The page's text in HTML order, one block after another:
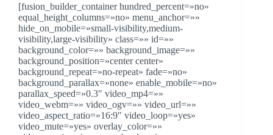
[fusion_builder_container hundred_percent=»no»
equal_height_columns=»no» menu_anchor=»»
hide_on_mobile=»small-visibility,medium-
visibility,large-visibility» class=»» id=»»
background_color=»» background_image=»»
background_position=»center center»
background_repeat=»no-repeat» fade=»no»
background_parallax=»none» enable_mobile=»no»
parallax_speed=»0.3″ video_mp4=»»
video_webm=»» video_ogv=»» video_url=»»
video_aspect_ratio=»16:9″ video_loop=»yes»
video_mute=»yes» overlay_color=»»